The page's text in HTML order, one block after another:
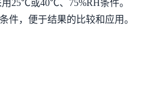
25℃或40℃、75%RH条件。
件，便于结果的比较和应用。